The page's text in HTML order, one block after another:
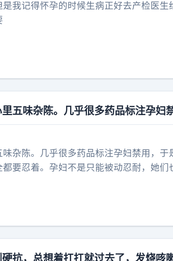
我记得怀孕的时候生病正好去产检医生
五味杂陈。几乎很多药品标注孕妇
杂陈。几乎很多药品标注孕妇禁用，于
要忍着。孕妇不是只能被动忍耐，她们
抗，总想着扛扛就过去了，发烧咳